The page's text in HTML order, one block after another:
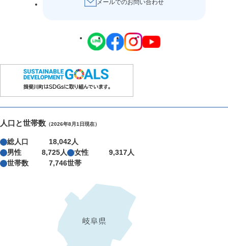
メールでのお問い合わせ
人口と世帯数 （2026年8月1日現在）
総人口
18,042人
男性
8,725人 女性
9,317人
世帯数
7,746世帯